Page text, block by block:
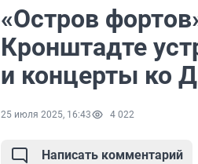
«Остров
Кронштадте
и концерты ко
25 июля 2025, 16:43 4 022
Написать комментарий